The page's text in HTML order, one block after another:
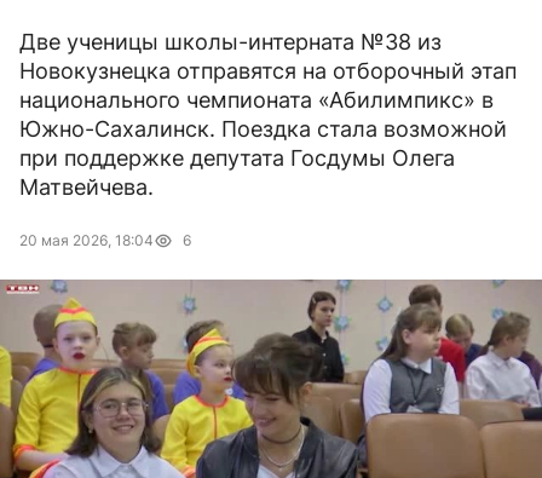
Две ученицы школы-интерната №38 из
Новокузнецка отправятся на отборочный этап
национального чемпионата «Абилимпикс» в
Южно-Сахалинск. Поездка стала возможной
при поддержке депутата Госдумы Олега
Матвейчева.
20 мая 2026, 18:04 6